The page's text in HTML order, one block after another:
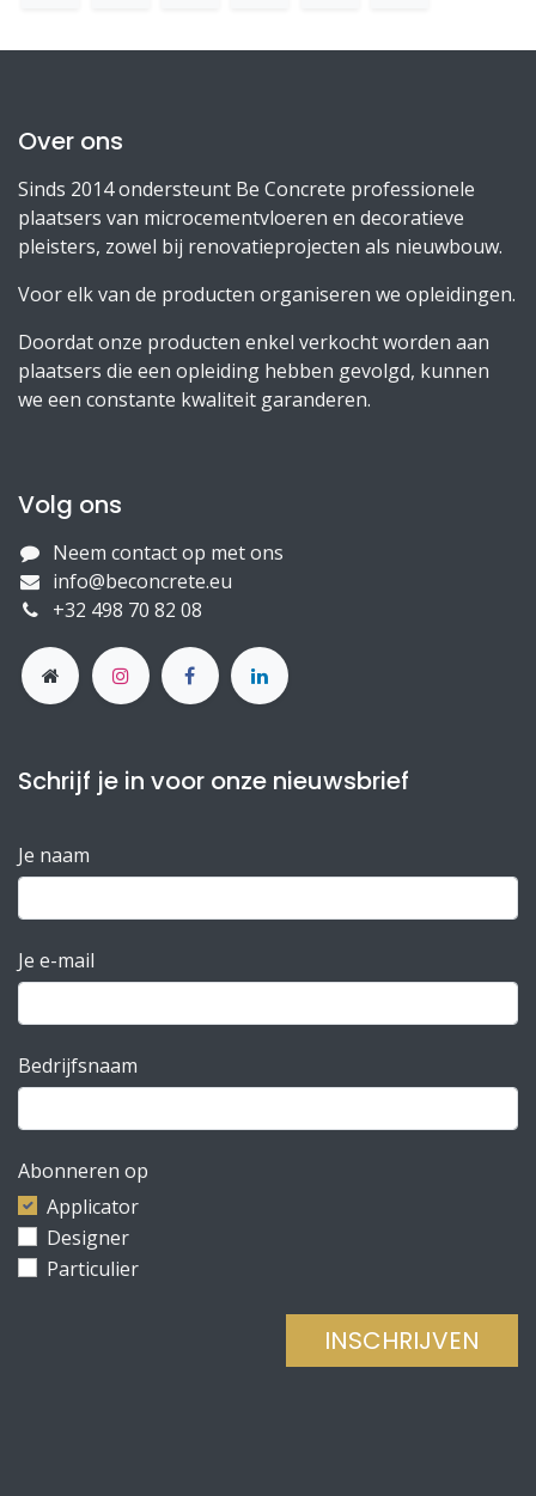
Over ons
Sinds 2014 ondersteunt Be Concrete professionele
plaatsers van microcementvloeren en decoratieve
pleisters, zowel bij renovatieprojecten als nieuwbouw.
Voor elk van de producten organiseren we opleidingen.
Doordat onze producten enkel verkocht worden aan
plaatsers die een opleiding hebben gevolgd, kunnen
we een constante kwaliteit garanderen.
Volg ons
Neem contact op met ons
info@beconcrete.eu
+32 498 70 82 08
Schrijf je in voor onze nieuwsbrief
Je naam
Je e-mail
Bedrijfsnaam
Abonneren op
Applicator
Designer
Particulier
INSCHRIJVEN